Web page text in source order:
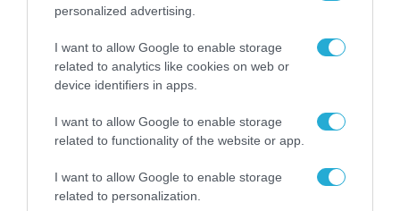
personalized advertising.
I want to allow Google to enable storage
related to analytics like cookies on web or
device identifiers in apps.
I want to allow Google to enable storage
related to functionality of the website or app.
I want to allow Google to enable storage
related to personalization.
04.05.2020 | 12:17
Συνεχίζεται το «ταρακούνημα» στην Κρήτη:
Σεισμός 3,1 ρίχτερ στην Άρβη
Η Κρήτη συνεχίζει να «ταρακουνιέται» από τους